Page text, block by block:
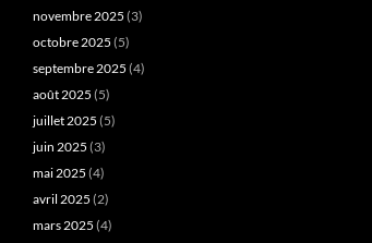
novembre 2025 (3)
octobre 2025 (5)
septembre 2025 (4)
août 2025 (5)
juillet 2025 (5)
juin 2025 (3)
mai 2025 (4)
avril 2025 (2)
mars 2025 (4)